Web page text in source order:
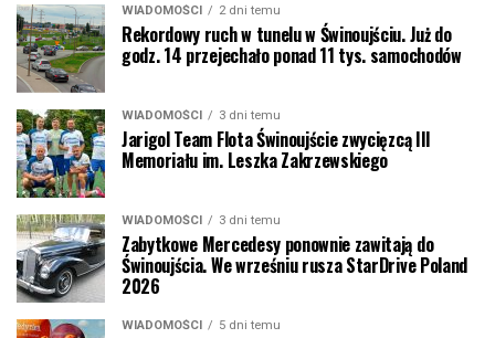
WIADOMOŚCI 2 dni temu
Rekordowy ruch w tunelu w Świnoujściu. Już do
godz. 14 przejechało ponad 11 tys. samochodów
WIADOMOŚCI 3 dni temu
Jarigol Team Flota Świnoujście zwycięzcą III
Memoriału im. Leszka Zakrzewskiego
WIADOMOŚCI 3 dni temu
Zabytkowe Mercedesy ponownie zawitają do
Świnoujścia. We wrześniu rusza StarDrive Poland
2026
WIADOMOŚCI 5 dni temu